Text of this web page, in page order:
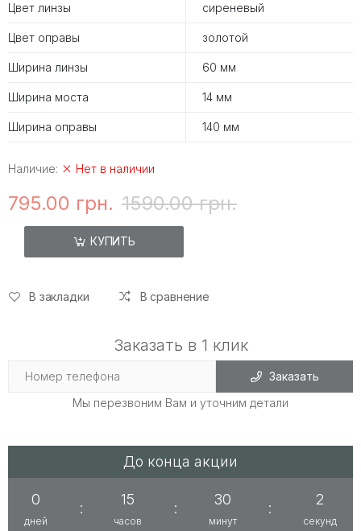
Цвет линзы сиреневый
Цвет оправы золотой
Ширина линзы 60 мм
Ширина моста 14 мм
Ширина оправы 140 мм
Наличие: Нет в наличии
795.00 грн. 1590.00 грн.
КУПИТЬ
В закладки В сравнение
Заказать в 1 клик
Заказать
Мы перезвоним Вам и уточним детали
До конца акции
0
дней
:
15
часов
:
30
минут
:
1
секунд